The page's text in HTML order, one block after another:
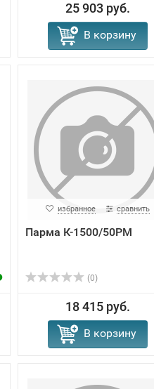
25 903 руб.
В корзину
избранное сравнить
Парма К-1500/50PМ
(0)
18 415 руб.
В корзину